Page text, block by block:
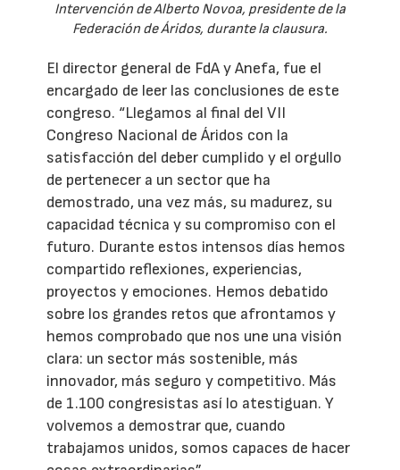
Intervención de Alberto Novoa, presidente de la
Federación de Áridos, durante la clausura.
El director general de FdA y Anefa, fue el
encargado de leer las conclusiones de este
congreso. “Llegamos al final del VII
Congreso Nacional de Áridos con la
satisfacción del deber cumplido y el orgullo
de pertenecer a un sector que ha
demostrado, una vez más, su madurez, su
capacidad técnica y su compromiso con el
futuro. Durante estos intensos días hemos
compartido reflexiones, experiencias,
proyectos y emociones. Hemos debatido
sobre los grandes retos que afrontamos y
hemos comprobado que nos une una visión
clara: un sector más sostenible, más
innovador, más seguro y competitivo. Más
de 1.100 congresistas así lo atestiguan. Y
volvemos a demostrar que, cuando
trabajamos unidos, somos capaces de hacer